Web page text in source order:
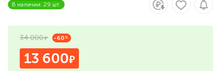
В наличии: 29 шт.
34 000 -60 %
13 600